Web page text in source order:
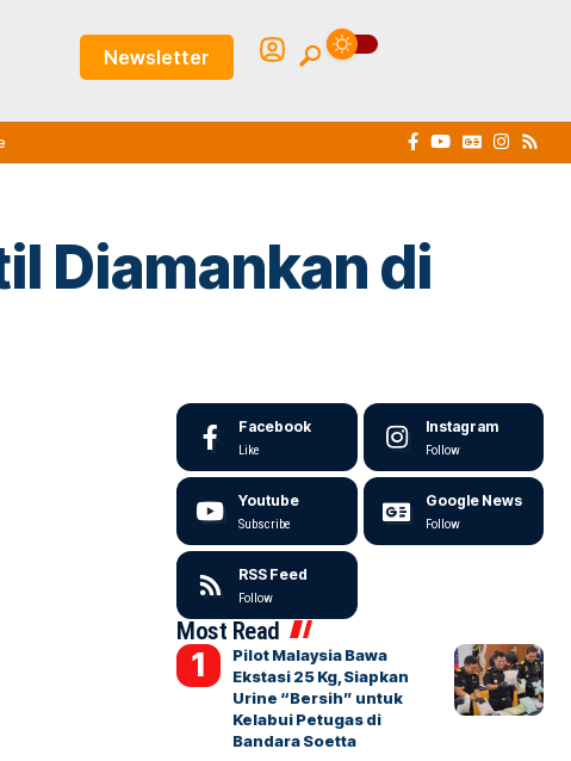
Newsletter
Diamankan di
Facebook
Like
Instagram
Follow
Youtube
Subscribe
Google News
Follow
RSS Feed
Follow
Most Read
Pilot Malaysia Bawa
Ekstasi 25 Kg, Siapkan
Urine “Bersih” untuk
Kelabui Petugas di
Bandara Soetta